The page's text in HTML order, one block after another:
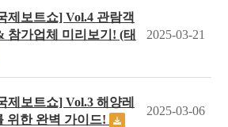
제보트쇼] Vol.4 관람객
참가업체 미리보기! (태
2025-03-21
제보트쇼] Vol.3 해양레
위한 완벽 가이드!
2025-03-06